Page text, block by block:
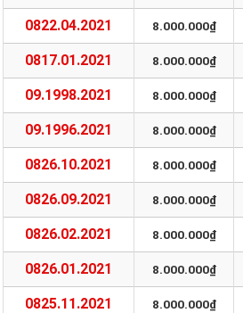
0822.04.2021 8.000.000₫
0817.01.2021 8.000.000₫
09.1998.2021 8.000.000₫
09.1996.2021 8.000.000₫
0826.10.2021 8.000.000₫
0826.09.2021 8.000.000₫
0826.02.2021 8.000.000₫
0826.01.2021 8.000.000₫
0825.11.2021 8.000.000₫